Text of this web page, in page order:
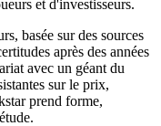
et d'investisseurs.
basée sur des sources
après des années
avec un géant du
sur le prix,
prend forme,